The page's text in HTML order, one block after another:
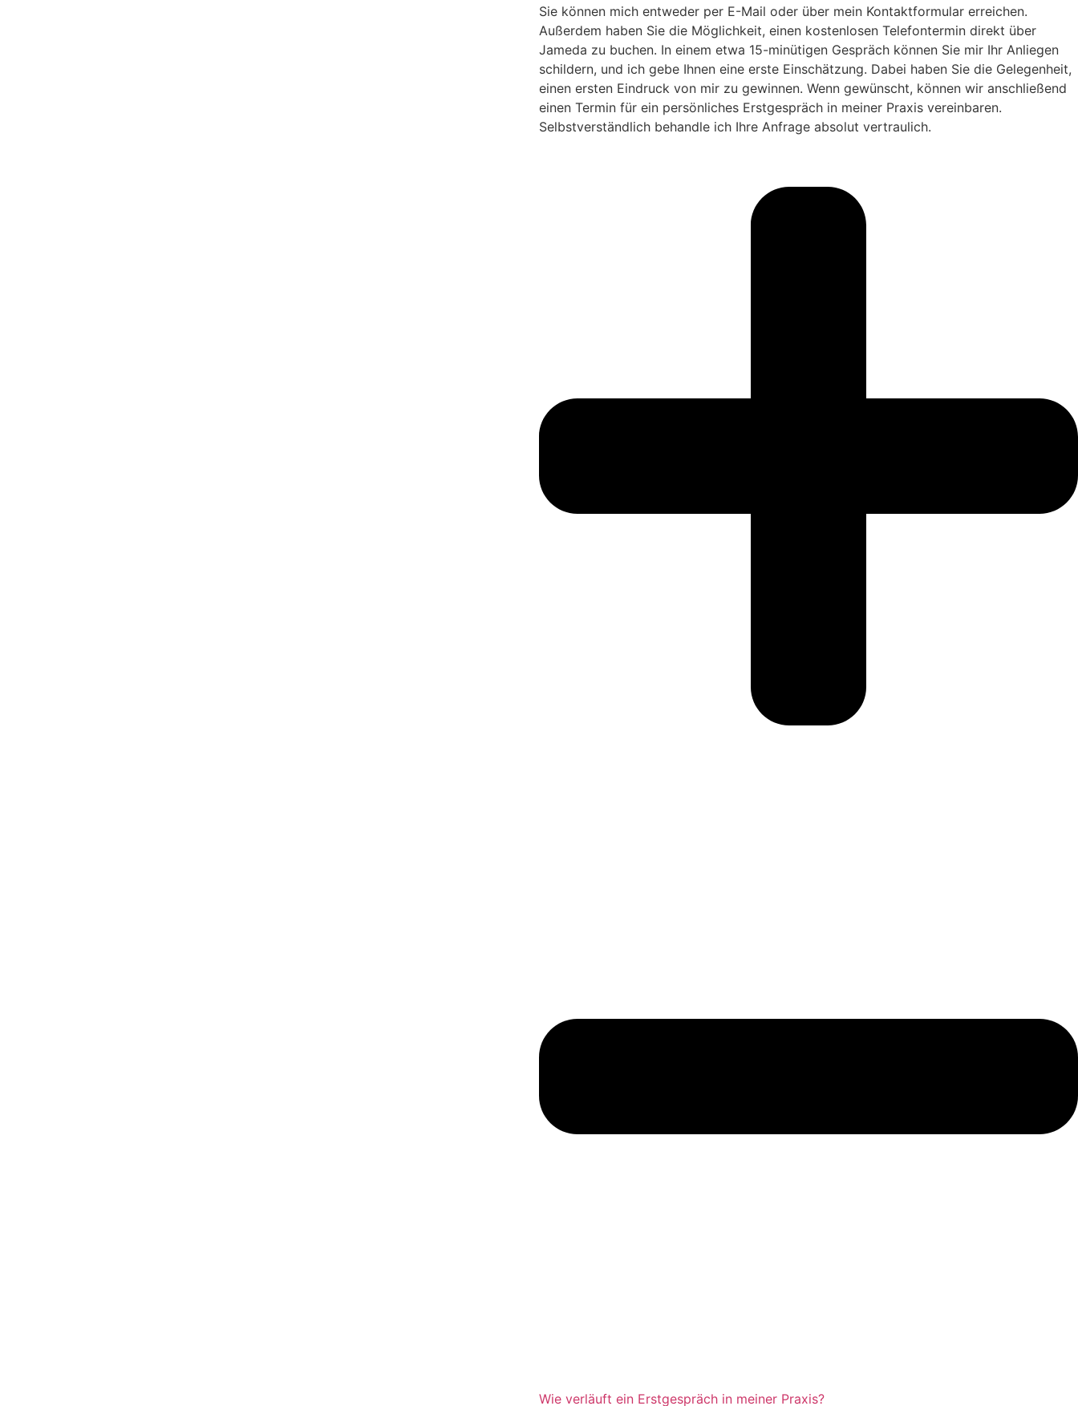
Sie können mich entweder per E-Mail oder über mein Kontaktformular erreichen.
Außerdem haben Sie die Möglichkeit, einen kostenlosen Telefontermin direkt über
Jameda zu buchen. In einem etwa 15-minütigen Gespräch können Sie mir Ihr Anliegen
schildern, und ich gebe Ihnen eine erste Einschätzung. Dabei haben Sie die Gelegenheit,
einen ersten Eindruck von mir zu gewinnen. Wenn gewünscht, können wir anschließend
einen Termin für ein persönliches Erstgespräch in meiner Praxis vereinbaren.
Selbstverständlich behandle ich Ihre Anfrage absolut vertraulich.
Wie verläuft ein Erstgespräch in meiner Praxis?